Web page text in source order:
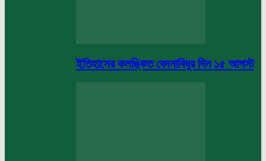
ইতিহাসের কলঙ্কিত বেদনাবিধুর দিন ১৫ আগস্ট